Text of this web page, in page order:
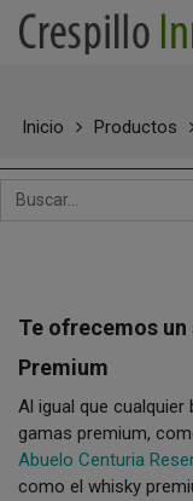
Inicio Productos
Te ofrecemos
Premium
Al igual que
gamas premium,
Abuelo Centuria
como el whisky